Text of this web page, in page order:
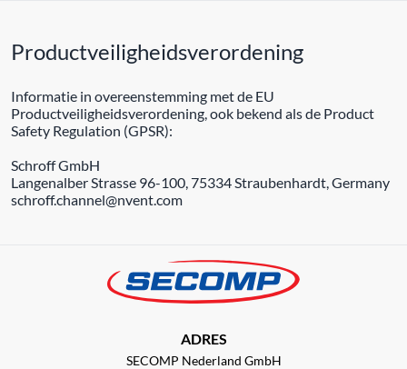
Productveiligheidsverordening
Informatie in overeenstemming met de EU
Productveiligheidsverordening, ook bekend als de Product
Safety Regulation (GPSR):
Schroff GmbH
Langenalber Strasse 96-100, 75334 Straubenhardt, Germany
schroff.channel@nvent.com
ADRES
SECOMP Nederland GmbH